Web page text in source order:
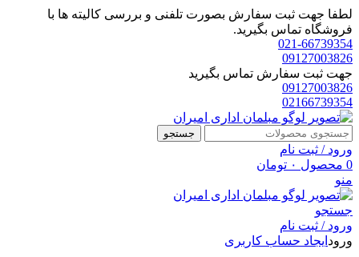
لطفا جهت ثبت سفارش بصورت تلفنی و بررسی کالیته ها با
فروشگاه تماس بگیرید.
021-66739354
09127003826
جهت ثبت سفارش تماس بگیرید
09127003826
02166739354
جستجو
ورود / ثبت نام
0 محصول ۰ تومان
منو
جستجو
ورود / ثبت نام
ورود ایجاد حساب کاربری